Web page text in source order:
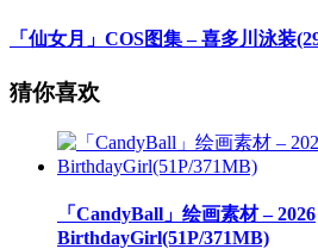
「仙女月」COS图集 – 喜多川泳装
猜你喜欢
「CandyBall」绘画素材 – 2026
BirthdayGirl(51P/371MB)